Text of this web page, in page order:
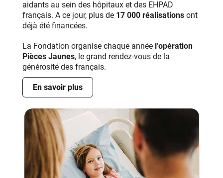
aidants au sein des hôpitaux et des EHPAD
français. A ce jour, plus de 17 000 réalisations ont
déjà été financées.
La Fondation organise chaque année l’opération
Pièces Jaunes, le grand rendez-vous de la
générosité des français.
En savoir plus